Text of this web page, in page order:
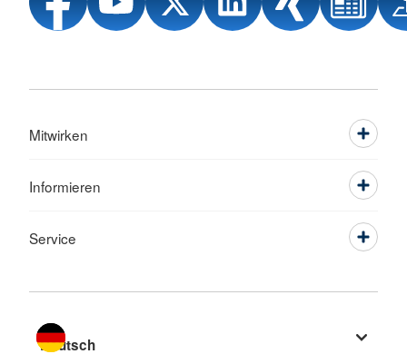
Mitwirken
Informieren
Service
Sprache wechseln zu